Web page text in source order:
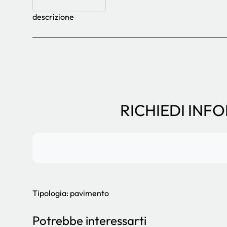
descrizione
RICHIEDI
Tipologia: pavimento
Potrebbe interessarti